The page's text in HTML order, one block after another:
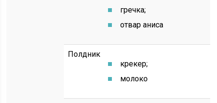
гречка;
отвар аниса
Полдник
крекер;
молоко